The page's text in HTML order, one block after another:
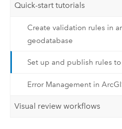
Quick-start tutorials
Create validation rules in
geodatabase
Set up and publish rules
Error Management in
Visual review workflows